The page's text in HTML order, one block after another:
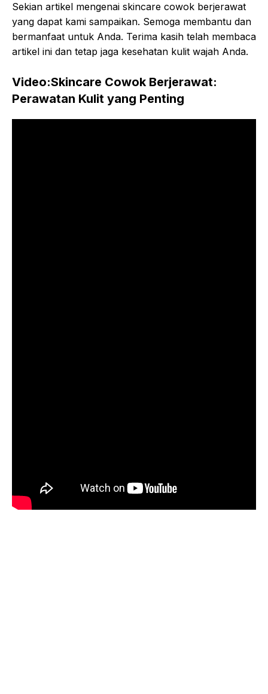
Sekian artikel mengenai skincare cowok berjerawat
yang dapat kami sampaikan. Semoga membantu dan
bermanfaat untuk Anda. Terima kasih telah membaca
artikel ini dan tetap jaga kesehatan kulit wajah Anda.
Video:Skincare Cowok Berjerawat:
Perawatan Kulit yang Penting